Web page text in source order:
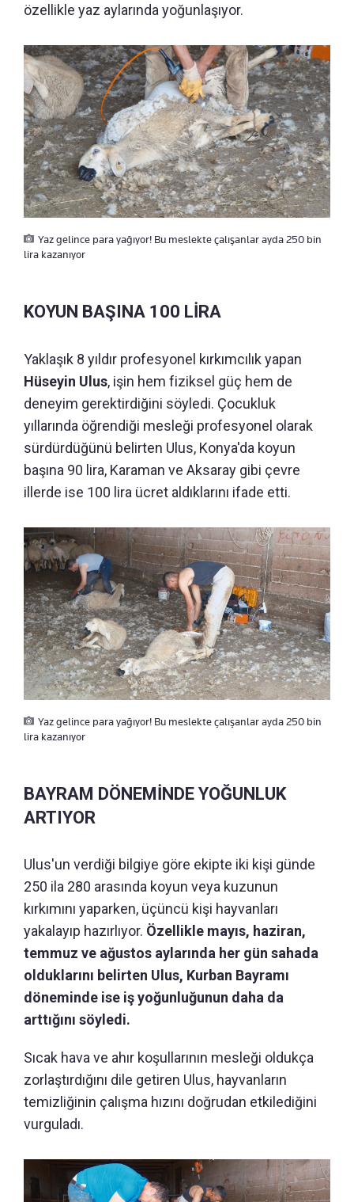
özellikle yaz aylarında yoğunlaşıyor.
Yaz gelince para yağıyor! Bu meslekte çalışanlar ayda 250 bin
lira kazanıyor
KOYUN BAŞINA 100 LİRA
Yaklaşık 8 yıldır profesyonel kırkımcılık yapan
Hüseyin Ulus, işin hem fiziksel güç hem de
deneyim gerektirdiğini söyledi. Çocukluk
yıllarında öğrendiği mesleği profesyonel olarak
sürdürdüğünü belirten Ulus, Konya'da koyun
başına 90 lira, Karaman ve Aksaray gibi çevre
illerde ise 100 lira ücret aldıklarını ifade etti.
Yaz gelince para yağıyor! Bu meslekte çalışanlar ayda 250 bin
lira kazanıyor
BAYRAM DÖNEMİNDE YOĞUNLUK
ARTIYOR
Ulus'un verdiği bilgiye göre ekipte iki kişi günde
250 ila 280 arasında koyun veya kuzunun
kırkımını yaparken, üçüncü kişi hayvanları
yakalayıp hazırlıyor. Özellikle mayıs, haziran,
temmuz ve ağustos aylarında her gün sahada
olduklarını belirten Ulus, Kurban Bayramı
döneminde ise iş yoğunluğunun daha da
arttığını söyledi.
Sıcak hava ve ahır koşullarının mesleği oldukça
zorlaştırdığını dile getiren Ulus, hayvanların
temizliğinin çalışma hızını doğrudan etkilediğini
vurguladı.